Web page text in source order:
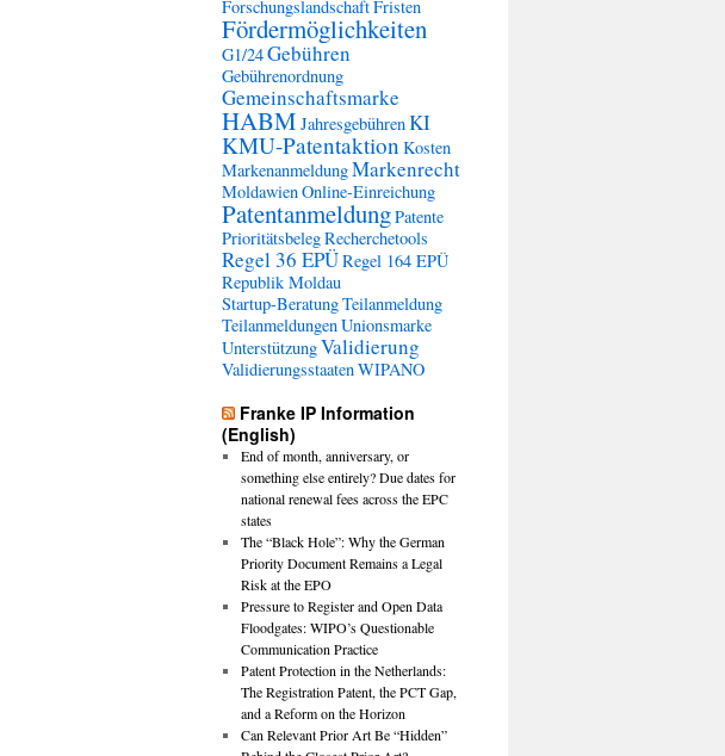
ForschungslandschaftFristen
Fördermöglichkeiten
G1/24Gebühren
Gebührenordnung
Gemeinschaftsmarke
HABM JahresgebührenKI
KMU-Patentaktion Kosten
MarkenanmeldungMarkenrecht
MoldawienOnline-Einreichung
PatentanmeldungPatente
PrioritätsbelegRecherchetools
Regel 36 EPÜRegel 164 EPÜ
Republik Moldau
Startup-BeratungTeilanmeldung
TeilanmeldungenUnionsmarke
UnterstützungValidierung
ValidierungsstaatenWIPANO
Franke IP Information
(English)
End of month, anniversary, or
something else entirely? Due dates for
national renewal fees across the EPC
states
The “Black Hole”: Why the German
Priority Document Remains a Legal
Risk at the EPO
Pressure to Register and Open Data
Floodgates: WIPO’s Questionable
Communication Practice
Patent Protection in the Netherlands:
The Registration Patent, the PCT Gap,
and a Reform on the Horizon
Can Relevant Prior Art Be “Hidden”